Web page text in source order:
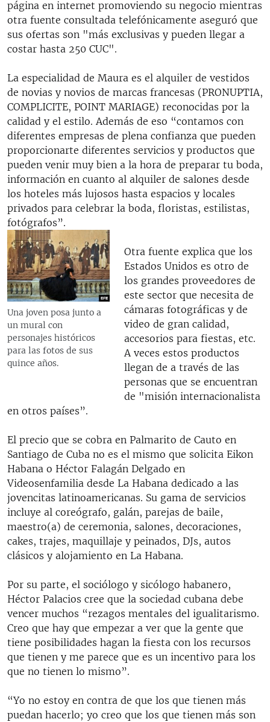
página en internet promoviendo su negocio mientras
otra fuente consultada telefónicamente aseguró que
sus ofertas son "más exclusivas y pueden llegar a
costar hasta 250 CUC".
La especialidad de Maura es el alquiler de vestidos
de novias y novios de marcas francesas (PRONUPTIA,
COMPLICITE, POINT MARIAGE) reconocidas por la
calidad y el estilo. Además de eso “contamos con
diferentes empresas de plena confianza que pueden
proporcionarte diferentes servicios y productos que
pueden venir muy bien a la hora de preparar tu boda,
información en cuanto al alquiler de salones desde
los hoteles más lujosos hasta espacios y locales
privados para celebrar la boda, floristas, estilistas,
fotógrafos”.
Una joven posa junto a
un mural con
personajes históricos
para las fotos de sus
quince años.
Otra fuente explica que los
Estados Unidos es otro de
los grandes proveedores de
este sector que necesita de
cámaras fotográficas y de
video de gran calidad,
accesorios para fiestas, etc.
A veces estos productos
llegan de a través de las
personas que se encuentran
de "misión internacionalista
en otros países”.
El precio que se cobra en Palmarito de Cauto en
Santiago de Cuba no es el mismo que solicita Eikon
Habana o Héctor Falagán Delgado en
Videosenfamilia desde La Habana dedicado a las
jovencitas latinoamericanas. Su gama de servicios
incluye al coreógrafo, galán, parejas de baile,
maestro(a) de ceremonia, salones, decoraciones,
cakes, trajes, maquillaje y peinados, DJs, autos
clásicos y alojamiento en La Habana.
Por su parte, el sociólogo y sicólogo habanero,
Héctor Palacios cree que la sociedad cubana debe
vencer muchos “rezagos mentales del igualitarismo.
Creo que hay que empezar a ver que la gente que
tiene posibilidades hagan la fiesta con los recursos
que tienen y me parece que es un incentivo para los
que no tienen lo mismo”.
“Yo no estoy en contra de que los que tienen más
puedan hacerlo; yo creo que los que tienen más son